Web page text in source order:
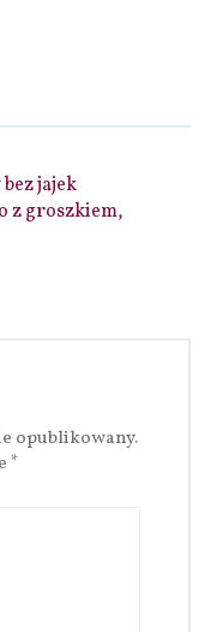
jajek
z groszkiem,
opublikowany.
*